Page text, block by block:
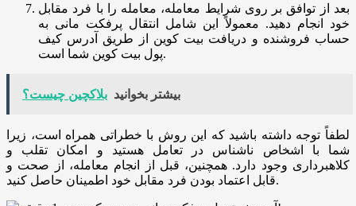
بعد از توافق بر روی شرایط معامله، معامله را با فرد مقابل
خود انجام دهید. معمولاً این شامل انتقال پرفکت مانی به
حساب فروشنده و دریافت بیت کوین از طریق آدرس کیف
پول بیت کوین شما است.
بیشتر بخوانید بلاکچین چیست؟
لطفاً توجه داشته باشید که این روش با خطراتی همراه است، زیرا
شما با اشخاص ناشناس در تعامل هستید و امکان تقلب و
کلاهبرداری وجود دارد. همچنین، قبل از انجام معامله، از صحت و
قابل اعتماد بودن فرد مقابل خود اطمینان حاصل کنید.